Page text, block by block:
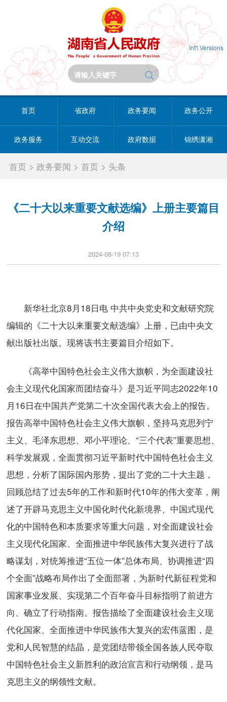
Int'l Versions
首页 省政府 政务要闻 政务公开
政务服务 互动交流 政府数据 锦绣潇湘
首页 >政务要闻 >首页 > 头条
《二十大以来重要文献选编》上册主要篇目
介绍
2024-08-19 07:13
新华社北京8月18日电 中共中央党史和文献研究院
编辑的《二十大以来重要文献选编》上册，已由中央文
献出版社出版。现将该书主要篇目介绍如下。
《高举中国特色社会主义伟大旗帜，为全面建设社
会主义现代化国家而团结奋斗》是习近平同志2022年10
月16日在中国共产党第二十次全国代表大会上的报告。
报告高举中国特色社会主义伟大旗帜，坚持马克思列宁
主义、毛泽东思想、邓小平理论、“三个代表”重要思想、
科学发展观，全面贯彻习近平新时代中国特色社会主义
思想，分析了国际国内形势，提出了党的二十大主题，
回顾总结了过去5年的工作和新时代10年的伟大变革，阐
述了开辟马克思主义中国化时代化新境界、中国式现代
化的中国特色和本质要求等重大问题，对全面建设社会
主义现代化国家、全面推进中华民族伟大复兴进行了战
略谋划，对统筹推进“五位一体”总体布局、协调推进“四
个全面”战略布局作出了全面部署，为新时代新征程党和
国家事业发展、实现第二个百年奋斗目标指明了前进方
向、确立了行动指南。报告描绘了全面建设社会主义现
代化国家、全面推进中华民族伟大复兴的宏伟蓝图，是
党和人民智慧的结晶，是党团结带领全国各族人民夺取
中国特色社会主义新胜利的政治宣言和行动纲领，是马
克思主义的纲领性文献。